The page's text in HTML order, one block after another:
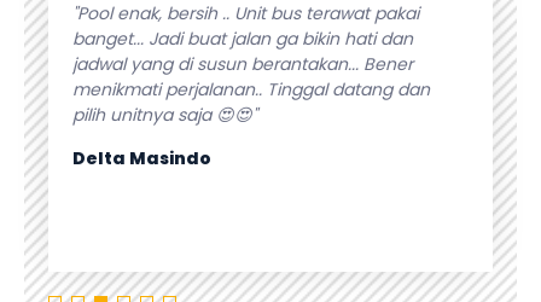
bus
"Pool enak, bersih .. Unit bus terawat pakai
banget... Jadi buat jalan ga bikin hati dan
jadwal yang di susun berantakan... Bener
menikmati perjalanan.. Tinggal datang dan
pilih unitnya saja 😍😍"
Delta Masindo
Isti